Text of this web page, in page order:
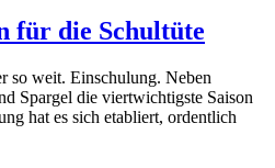
für die Schultüte
so weit. Einschulung. Neben
Spargel die viertwichtigste Saison
hat es sich etabliert, ordentlich